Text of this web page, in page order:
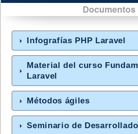
Documentos
Infografías PHP Laravel
Material del curso
Laravel
Métodos ágiles
Seminario de